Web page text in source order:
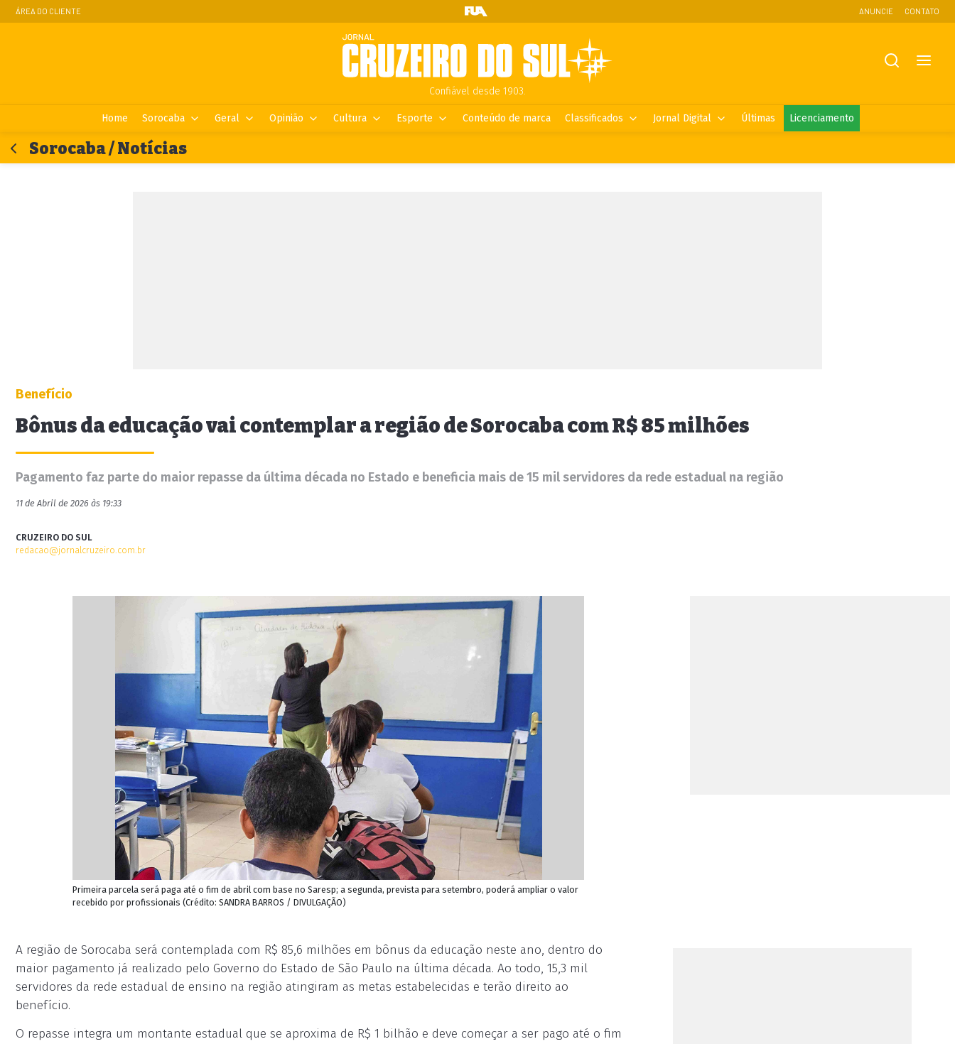
ÁREA DO CLIENTE ANUNCIE CONTATO
Confiável desde 1903.
Home Sorocaba Geral Opinião Cultura Esporte Conteúdo de marca Classificados Jornal Digital Últimas Licenciamento
Sorocaba / Notícias
Benefício
Bônus da educação vai contemplar a região de Sorocaba com R$ 85 milhões
Pagamento faz parte do maior repasse da última década no Estado e beneficia mais de 15 mil servidores da rede estadual na região
11 de Abril de 2026 às 19:33
CRUZEIRO DO SUL
redacao@jornalcruzeiro.com.br
Primeira parcela será paga até o fim de abril com base no Saresp; a segunda, prevista para setembro, poderá ampliar o valor
recebido por profissionais (Crédito: SANDRA BARROS / DIVULGAÇÃO)
A região de Sorocaba será contemplada com R$ 85,6 milhões em bônus da educação neste ano, dentro do
maior pagamento já realizado pelo Governo do Estado de São Paulo na última década. Ao todo, 15,3 mil
servidores da rede estadual de ensino na região atingiram as metas estabelecidas e terão direito ao
benefício.
O repasse integra um montante estadual que se aproxima de R$ 1 bilhão e deve começar a ser pago até o fim